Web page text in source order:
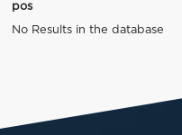
pos
No Results in the database